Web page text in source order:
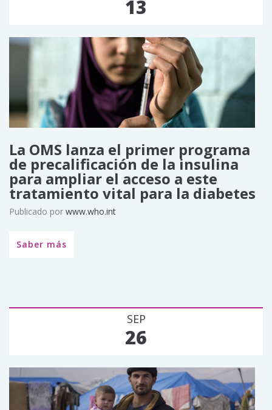
13
La OMS lanza el primer programa
de precalificación de la insulina
para ampliar el acceso a este
tratamiento vital para la diabetes
Publicado por www.who.int
Saber más
SEP
26